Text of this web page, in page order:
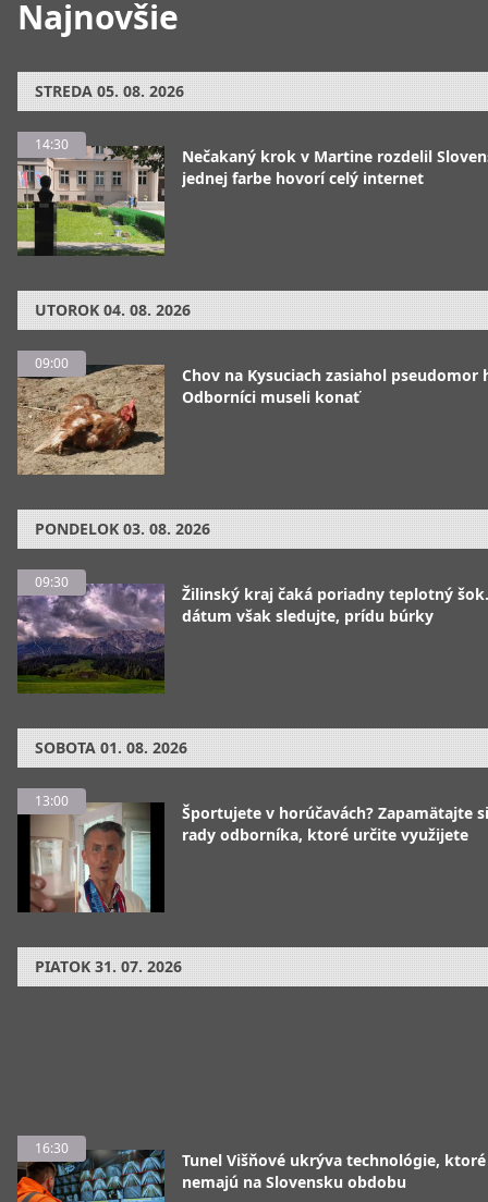
Najnovšie
STREDA 05. 08. 2026
14:30
Nečakaný krok v Martine rozdelil
jednej farbe hovorí celý internet
UTOROK 04. 08. 2026
09:00
Chov na Kysuciach zasiahol pseudomor
Odborníci museli konať
PONDELOK 03. 08. 2026
09:30
Žilinský kraj čaká poriadny teplotný
dátum však sledujte, prídu búrky
SOBOTA 01. 08. 2026
13:00
Športujete v horúčavách? Zapamätajte
rady odborníka, ktoré určite využijete
PIATOK 31. 07. 2026
16:30
Tunel Višňové ukrýva technológie, ktoré
nemajú na Slovensku obdobu